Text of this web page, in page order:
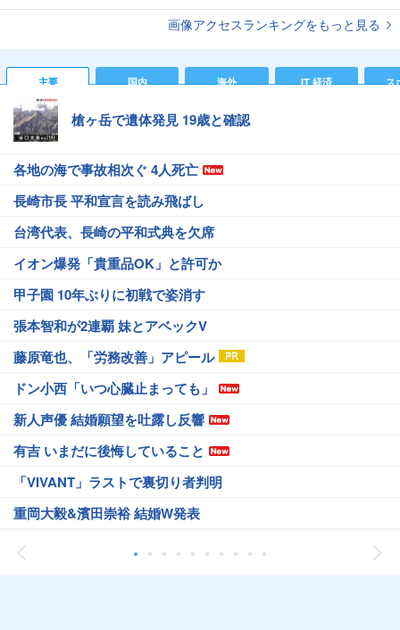
画像アクセスランキングをもっと見る
主要 国内 海外 IT 経済 ス
槍ヶ岳で遺体発見 19歳と確認
各地の海で事故相次ぐ 4人死亡
長崎市長 平和宣言を読み飛ばし
台湾代表、長崎の平和式典を欠席
イオン爆発「貴重品OK」と許可か
甲子園 10年ぶりに初戦で姿消す
張本智和が2連覇 妹とアベックV
藤原竜也、「労務改善」アピール
ドン小西「いつ心臓止まっても」
新人声優 結婚願望を吐露し反響
有吉 いまだに後悔していること
「VIVANT」ラストで裏切り者判明
重岡大毅&濱田崇裕 結婚W発表